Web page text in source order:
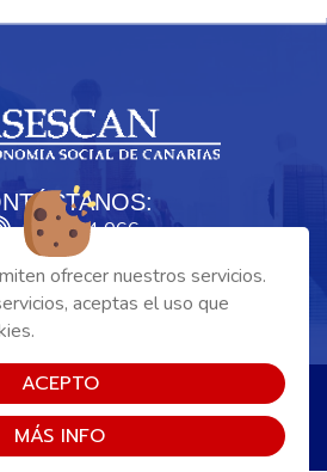
ofrecer nuestros servicios.
aceptas el uso que
ACEPTO
MÁS INFO
928 334 066
asescan@asescan.com
Legal
Asociación de Economía Social de
los derechos reservados
porWeb Las Palmas